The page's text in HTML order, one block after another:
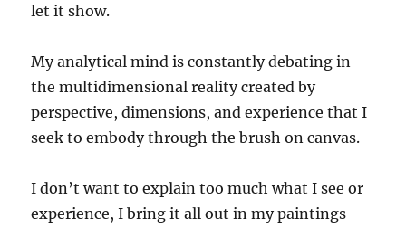
let it show.
My analytical mind is constantly debating in
the multidimensional reality created by
perspective, dimensions, and experience that I
seek to embody through the brush on canvas.
I don’t want to explain too much what I see or
experience, I bring it all out in my paintings